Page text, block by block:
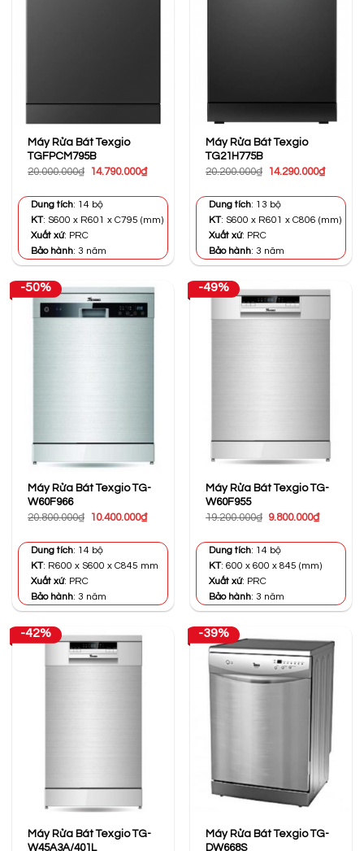
Máy Rửa Bát Texgio
TGFPCM795B
20.000.000₫
Giá
20.000.000₫.
14.790.000₫Giá
Dung tích: 14 bộ
KT: S600 x R601 x C795 (mm)
Xuất xứ: PRC
Bảo hành: 3 năm
Máy Rửa Bát Texgio
TG21H775B
20.200.000₫
Giá
20.200.000₫.
14.290.000₫Giá
Dung tích: 13 bộ
KT: S600 x R601 x C806 (mm)
Xuất xứ: PRC
Bảo hành: 3 năm
-50%
Máy Rửa Bát Texgio TG-
W60F966
20.800.000₫
Giá
20.800.000₫.
10.400.000₫Giá
Dung tích: 14 bộ
KT: R600 x S600 x C845 mm
Xuất xứ: PRC
Bảo hành: 3 năm
-49%
Máy Rửa Bát Texgio TG-
W60F955
19.200.000₫ Giá
19.200.000₫.
9.800.000₫Giá
Dung tích: 14 bộ
KT: 600 x 600 x 845 (mm)
Xuất xứ: PRC
Bảo hành: 3 năm
-42%
Máy Rửa Bát Texgio TG-
W45A3A/401L
-39%
Máy Rửa Bát Texgio TG-
DW668S